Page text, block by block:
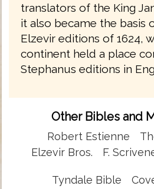
translators of the King
it also became the basis
Elzevir editions of 1624,
continent held a place
Stephanus editions in
Other Bibles and
Robert Estienne
Elzevir Bros.
F.
Tyndale Bible